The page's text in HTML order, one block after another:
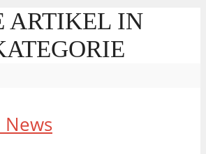
ARTIKEL IN
News